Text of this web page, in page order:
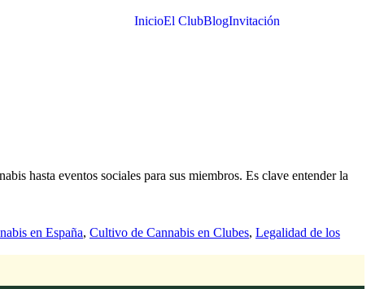
InicioEl ClubBlogInvitación
hasta eventos sociales para sus miembros. Es clave entender la
en España, Cultivo de Cannabis en Clubes, Legalidad de los